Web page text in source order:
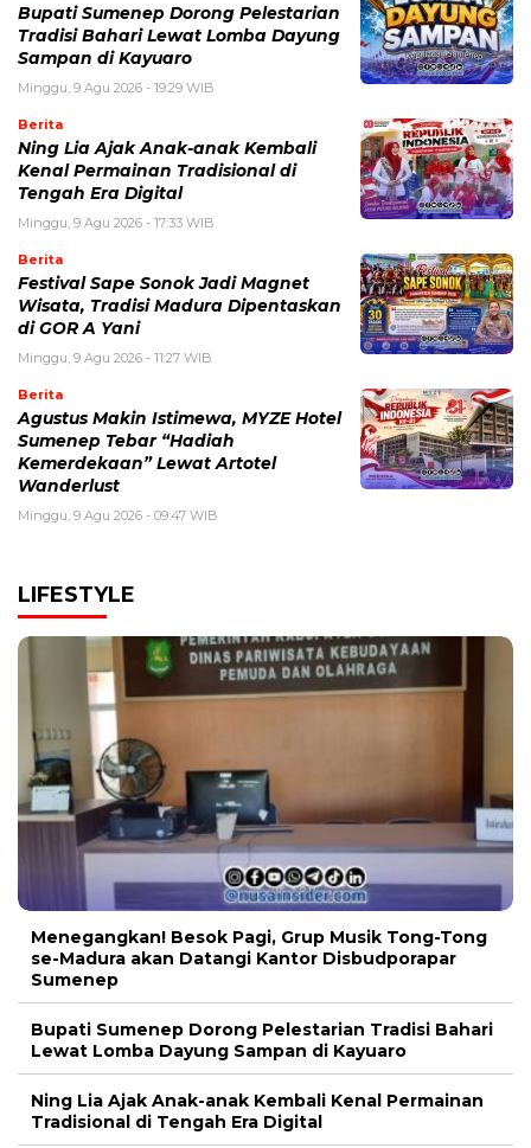
Bupati Sumenep Dorong Pelestarian
Tradisi Bahari Lewat Lomba Dayung
Sampan di Kayuaro
Minggu, 9 Agu 2026 - 19:29 WIB
Berita
Ning Lia Ajak Anak-anak Kembali
Kenal Permainan Tradisional di
Tengah Era Digital
Minggu, 9 Agu 2026 - 17:33 WIB
Berita
Festival Sape Sonok Jadi Magnet
Wisata, Tradisi Madura Dipentaskan
di GOR A Yani
Minggu, 9 Agu 2026 - 11:27 WIB
Berita
Agustus Makin Istimewa, MYZE Hotel
Sumenep Tebar “Hadiah
Kemerdekaan” Lewat Artotel
Wanderlust
Minggu, 9 Agu 2026 - 09:47 WIB
LIFESTYLE
Menegangkan! Besok Pagi, Grup Musik Tong-Tong
se-Madura akan Datangi Kantor Disbudporapar
Sumenep
Bupati Sumenep Dorong Pelestarian Tradisi Bahari
Lewat Lomba Dayung Sampan di Kayuaro
Ning Lia Ajak Anak-anak Kembali Kenal Permainan
Tradisional di Tengah Era Digital